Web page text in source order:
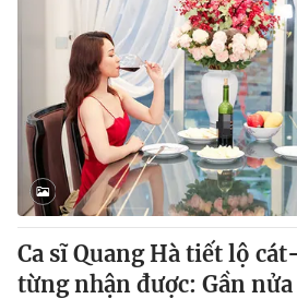
® Cấm sao chép dưới mọi hình thức
thuận bằng văn bản. Ghi rõ nguồn
thông tin từ website này.
Ca sĩ Quang Hà tiết lộ
từng nhận được: Gần